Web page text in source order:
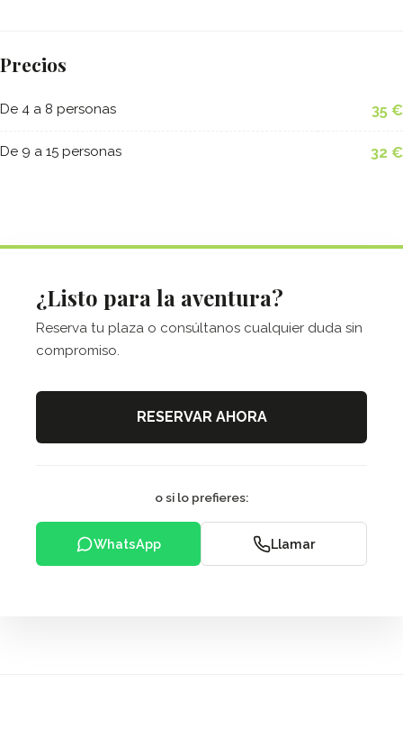
Precios
De 4 a 8 personas 35 €
De 9 a 15 personas 32 €
¿Listo para la aventura?
Reserva tu plaza o consúltanos cualquier duda sin
compromiso.
RESERVAR AHORA
o si lo prefieres:
WhatsApp Llamar